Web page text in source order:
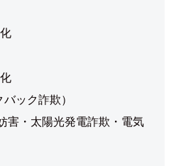
ック詐欺）
害・太陽光発電詐欺・電気